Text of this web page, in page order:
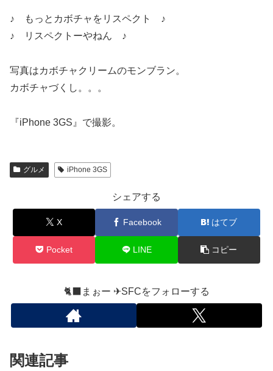
♪ もっとカボチャをリスペクト ♪
♪ リスペクトーやねん ♪
写真はカボチャクリームのモンブラン。
カボチャづくし。。。
『iPhone 3GS』で撮影。
グルメ iPhone 3GS
シェアする
X Facebook はてブ
Pocket LINE コピー
🐈‍⬛まぉー ✈︎SFCをフォローする
関連記事